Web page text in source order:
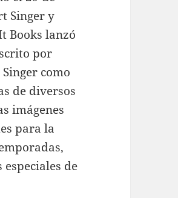
Singer y
Books lanzó
por
como
de diversos
imágenes
para la
de